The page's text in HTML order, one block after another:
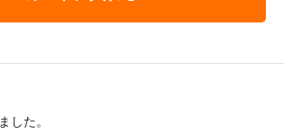
した。